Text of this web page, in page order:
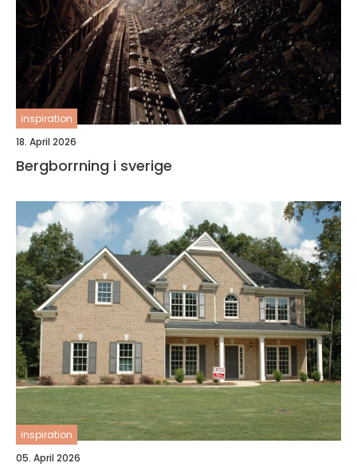
inspiration
18. April 2026
Bergborrning i sverige
inspiration
05. April 2026